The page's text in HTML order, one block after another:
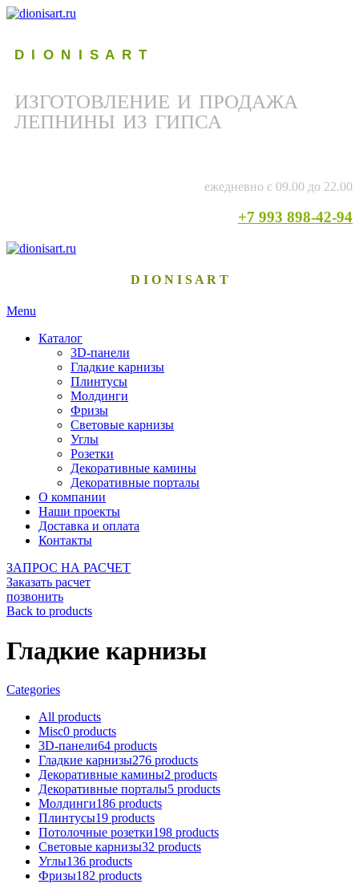
D I O N I S A R T
ИЗГОТОВЛЕНИЕ И ПРОДАЖА
ЛЕПНИНЫ ИЗ ГИПСА
ежедневно с 09.00 до 22.00
+7 993 898-42-94
D I O N I S A R T
Menu
Каталог
3D-панели
Гладкие карнизы
Плинтусы
Молдинги
Фризы
Световые карнизы
Углы
Розетки
Декоративные камины
Декоративные порталы
О компании
Наши проекты
Доставка и оплата
Контакты
ЗАПРОС НА РАСЧЕТ
Заказать расчет
позвонить
Back to products
Гладкие карнизы
Categories
All products
Misc0 products
3D-панели64 products
Гладкие карнизы276 products
Декоративные камины2 products
Декоративные порталы5 products
Молдинги186 products
Плинтусы19 products
Потолочные розетки198 products
Световые карнизы32 products
Углы136 products
Фризы182 products